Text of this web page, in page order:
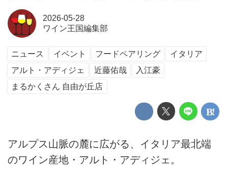
2026-05-28
ワイン王国編集部
ニュース イベント フードペアリング
イタリア
アルト・アディジェ
近藤佑哉
入江豪
まるかくさん 自由が丘店
アルプス山脈の麓に広がる、イタリア最北端
のワイン産地・アルト・アディジェ。